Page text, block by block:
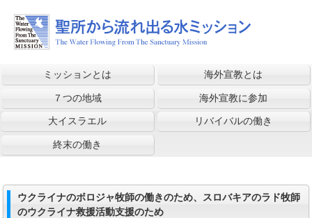
ミッションとは 海外宣教とは
７つの地域 海外宣教に参加
大イスラエル リバイバルの働き
終末の働き
ウクライナのボロジャ牧師の働きのため、スロバキアのラド牧師
のウクライナ救援活動支援のため